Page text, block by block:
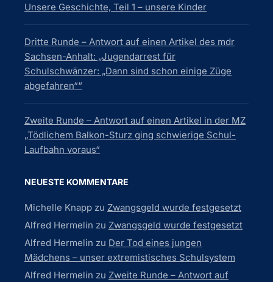
Unsere Geschichte, Teil 1 – unsere Kinder
Dritte Runde – Antwort auf einen Artikel des mdr
Sachsen-Anhalt: „Jugendarrest für
Schulschwänzer: „Dann sind schon einige Züge
abgefahren““
Zweite Runde – Antwort auf einen Artikel in der MZ
„Tödlichem Balkon-Sturz ging schwierige Schul-
Laufbahn voraus“
NEUESTE KOMMENTARE
Michelle Knapp zu Zwangsgeld wurde festgesetzt
Alfred Hermelin zu Zwangsgeld wurde festgesetzt
Alfred Hermelin zu Der Tod eines jungen
Mädchens – unser extremistisches Schulsystem
Alfred Hermelin zu Zweite Runde – Antwort auf